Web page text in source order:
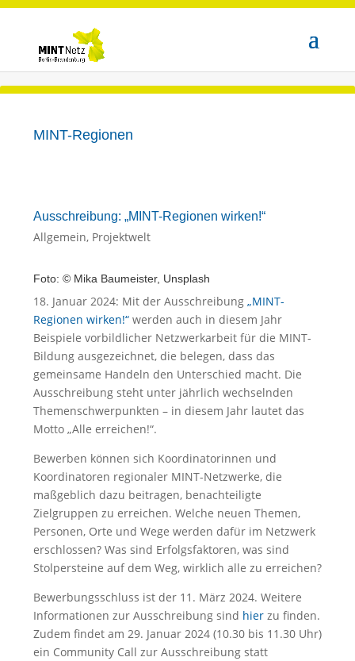
MINT-Regionen
Ausschreibung: „MINT-Regionen wirken!“
Allgemein, Projektwelt
Foto: © Mika Baumeister, Unsplash
18. Januar 2024: Mit der Ausschreibung „MINT-
Regionen wirken!“ werden auch in diesem Jahr
Beispiele vorbildlicher Netzwerkarbeit für die MINT-
Bildung ausgezeichnet, die belegen, dass das
gemeinsame Handeln den Unterschied macht. Die
Ausschreibung steht unter jährlich wechselnden
Themenschwerpunkten – in diesem Jahr lautet das
Motto „Alle erreichen!“.
Bewerben können sich Koordinatorinnen und
Koordinatoren regionaler MINT-Netzwerke, die
maßgeblich dazu beitragen, benachteiligte
Zielgruppen zu erreichen. Welche neuen Themen,
Personen, Orte und Wege werden dafür im Netzwerk
erschlossen? Was sind Erfolgsfaktoren, was sind
Stolpersteine auf dem Weg, wirklich alle zu erreichen?
Bewerbungsschluss ist der 11. März 2024. Weitere
Informationen zur Ausschreibung sind hier zu finden.
Zudem findet am 29. Januar 2024 (10.30 bis 11.30 Uhr)
ein Community Call zur Ausschreibung statt